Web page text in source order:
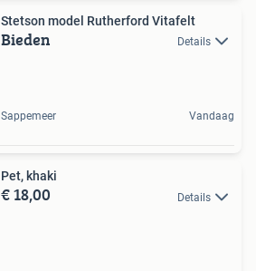
Stetson model Rutherford Vitafelt
Bieden Details
Sappemeer Vandaag
Pet, khaki
€ 18,00 Details